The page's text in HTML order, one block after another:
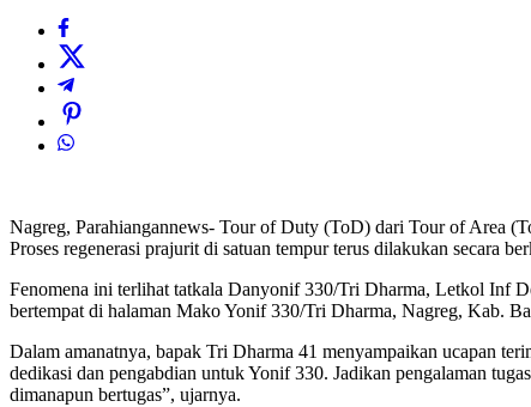
Nagreg, Parahiangannews- Tour of Duty (ToD) dari Tour of Area
Proses regenerasi prajurit di satuan tempur terus dilakukan secara
Fenomena ini terlihat tatkala Danyonif 330/Tri Dharma, Letkol Inf
bertempat di halaman Mako Yonif 330/Tri Dharma, Nagreg, Kab.
Dalam amanatnya, bapak Tri Dharma 41 menyampaikan ucapan
dedikasi dan pengabdian untuk Yonif 330. Jadikan pengalaman
dimanapun bertugas”, ujarnya.